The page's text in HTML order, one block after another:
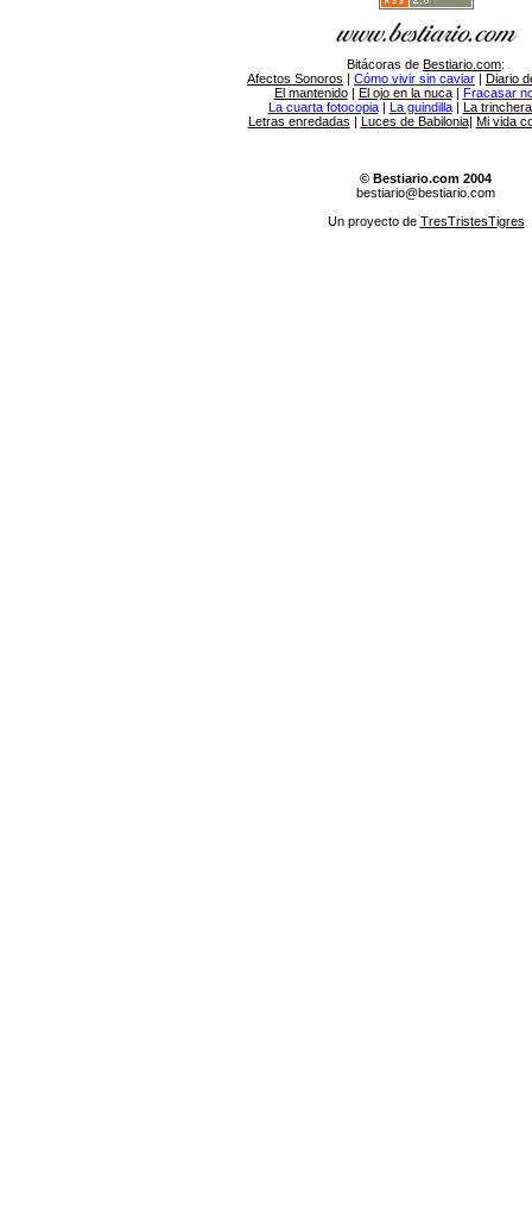
Bitácoras de Bestiario.com:
Afectos Sonoros | Cómo vivir sin caviar | Diario
El mantenido| El ojo en la nuca| Fracasar
La cuarta fotocopia| La guindilla| La
Letras enredadas | Luces de Babilonia| Mi vida
© Bestiario.com 2004
bestiario@bestiario.com
Un proyecto de TresTristesTigres